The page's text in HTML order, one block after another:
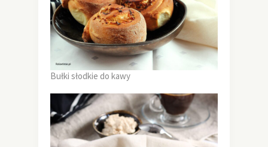
Bułki słodkie do kawy